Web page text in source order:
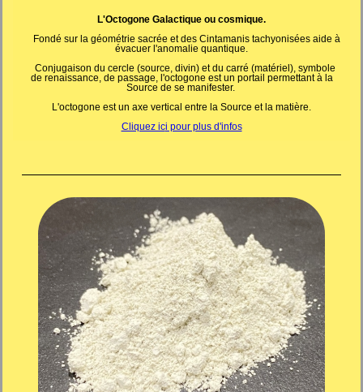
L'Octogone Galactique ou cosmique.
Fondé sur la géométrie sacrée et des Cintamanis tachyonisées aide à
évacuer l'anomalie quantique.
Conjugaison du cercle (source, divin) et du carré (matériel), symbole
de renaissance, de passage, l'octogone est un portail permettant à la
Source de se manifester.
L'octogone est un axe vertical entre la Source et la matière.
Cliquez ici pour plus d'infos